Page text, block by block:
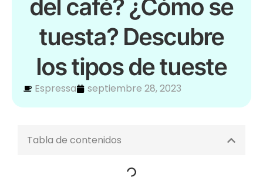
del café? ¿Cómo se
tuesta? Descubre
los tipos de tueste
Espressa septiembre 28, 2023
Tabla de contenidos